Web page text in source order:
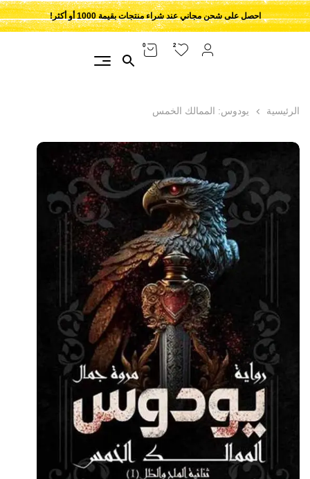
احصل على شحن مجاني عند شراء منتجات بقيمة 1000 أو أكثر!
2
0
الرئيسية يودوس: الممالك الخمس